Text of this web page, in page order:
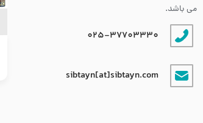
می باشد.
025-37703330
sibtayn[at]sibtayn.com